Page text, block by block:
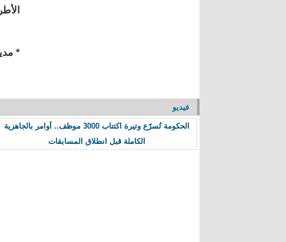
*
فيديو
الحكومة تُسرّع وتيرة اكتتاب 3000 موظف.. أوامر بالجاهزية
الكاملة قبل انطلاق المسابقات